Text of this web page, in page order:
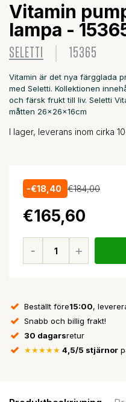
Vitamin
lampa -
SELETTI 15365
Vitamin är det nya färgglada
med Seletti. Kollektionen
och färsk frukt till liv. Seletti
måtten 26x26x16cm
I lager, leverans inom cirka
-€18,40 €184,00
€165,60
Beställt före15:00,
Snabb och billig frakt!
30 dagarsretur
★★★★★ 4,5/5 stjärnor